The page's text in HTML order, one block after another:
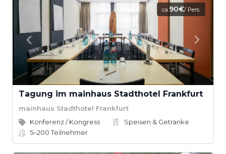
ca.90€/ Pers.
Tagung im mainhaus Stadthotel Frankfurt
mainhaus Stadthotel Frankfurt
Konferenz / Kongress
Speisen & Getränke
5–200Teilnehmer